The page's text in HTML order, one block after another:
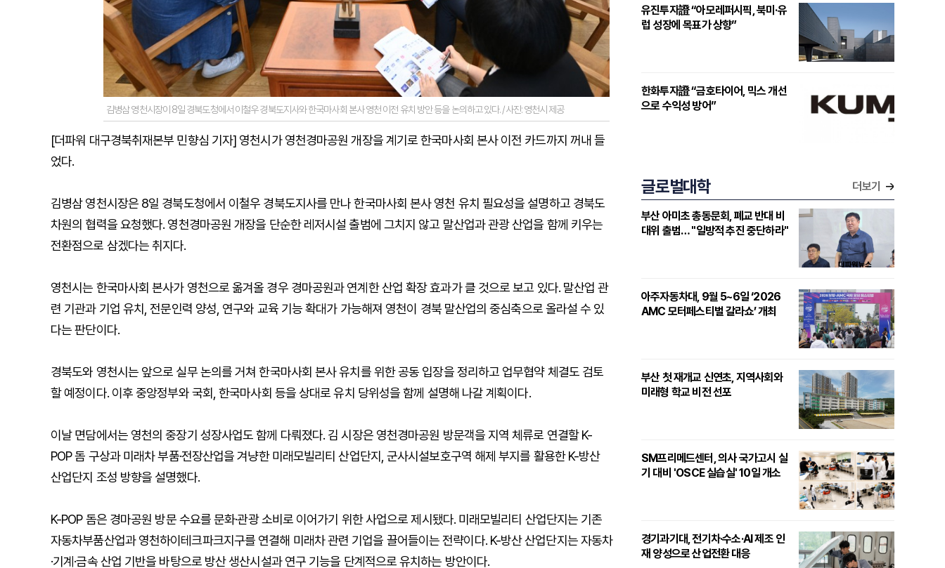
김병삼 영천시장이 8일 경북도청에서 이철우 경북도지사와 한국마사회 본사 영천 이전 유치 방안 등을 논의하고 있다. /사진: 영천시 제공
[더파워 대구경북취재본부 민향심 기자] 영천시가 영천경마공원 개장을 계기로 한국마사회 본사 이전 카드까지 꺼내 들
었다.
김병삼 영천시장은 8일 경북도청에서 이철우 경북도지사를 만나 한국마사회 본사 영천 유치 필요성을 설명하고 경북도
차원의 협력을 요청했다. 영천경마공원 개장을 단순한 레저시설 출범에 그치지 않고 말산업과 관광 산업을 함께 키우는
전환점으로 삼겠다는 취지다.
영천시는 한국마사회 본사가 영천으로 옮겨올 경우 경마공원과 연계한 산업 확장 효과가 클 것으로 보고 있다. 말산업 관
련 기관과 기업 유치, 전문인력 양성, 연구와 교육 기능 확대가 가능해져 영천이 경북 말산업의 중심축으로 올라설 수 있
다는 판단이다.
경북도와 영천시는 앞으로 실무 논의를 거쳐 한국마사회 본사 유치를 위한 공동 입장을 정리하고 업무협약 체결도 검토
할 예정이다. 이후 중앙정부와 국회, 한국마사회 등을 상대로 유치 당위성을 함께 설명해 나갈 계획이다.
이날 면담에서는 영천의 중장기 성장사업도 함께 다뤄졌다. 김 시장은 영천경마공원 방문객을 지역 체류로 연결할 K-
POP 돔 구상과 미래차 부품·전장산업을 겨냥한 미래모빌리티 산업단지, 군사시설보호구역 해제 부지를 활용한 K-방산
산업단지 조성 방향을 설명했다.
K-POP 돔은 경마공원 방문 수요를 문화·관광 소비로 이어가기 위한 사업으로 제시됐다. 미래모빌리티 산업단지는 기존
자동차부품산업과 영천하이테크파크지구를 연결해 미래차 관련 기업을 끌어들이는 전략이다. K-방산 산업단지는 자동차
·기계·금속 산업 기반을 바탕으로 방산 생산시설과 연구 기능을 단계적으로 유치하는 방안이다.
유진투자證 “아모레퍼시픽, 북미·유
럽 성장에 목표가 상향”
한화투자證 “금호타이어, 믹스 개선
으로 수익성 방어”
글로벌대학 더보기
부산 아미초 총동문회, 폐교 반대 비
대위 출범… "일방적 추진 중단하라"
아주자동차대, 9월 5~6일 ‘2026
AMC 모터페스티벌 갈라쇼’ 개최
부산 첫 재개교 신연초, 지역사회와
미래형 학교 비전 선포
SM프리메드센터, 의사 국가고시 실
기 대비 'OSCE 실습실' 10일 개소
경기과기대, 전기차·수소·AI 제조 인
재 양성으로 산업전환 대응